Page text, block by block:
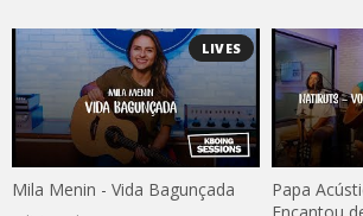
LIVES
Mila Menin - Vida Bagunçada
Papa